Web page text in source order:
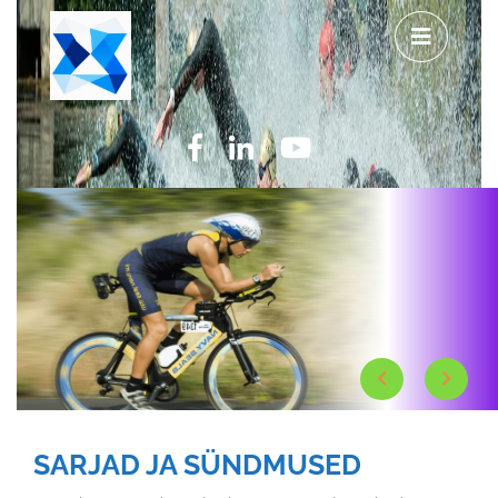
SARJAD JA SÜNDMUSED